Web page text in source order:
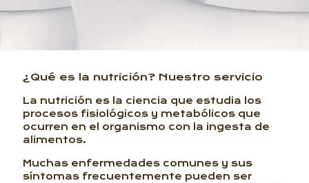
¿Qué es la nutrición? Nuestro servicio
La nutrición es la ciencia que estudia los
procesos fisiológicos y metabólicos que
ocurren en el organismo con la ingesta de
alimentos.
Muchas enfermedades comunes y sus
síntomas frecuentemente pueden ser